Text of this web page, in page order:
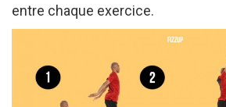
entre chaque exercice.